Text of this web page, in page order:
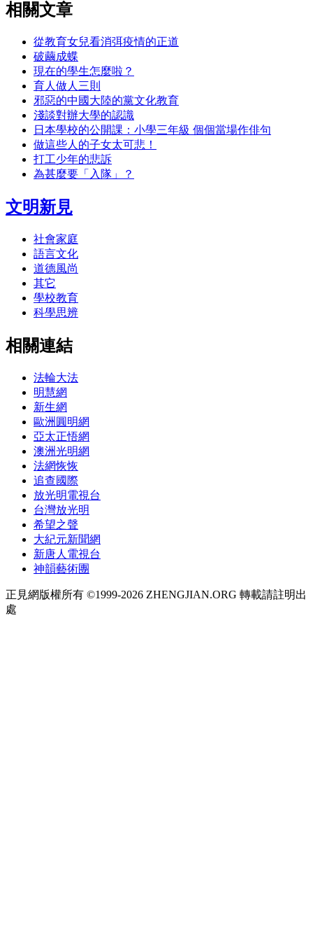
相關文章
從教育女兒看消弭疫情的正道
破繭成蝶
現在的學生怎麼啦？
育人做人三則
邪惡的中國大陸的黨文化教育
淺談對辦大學的認識
日本學校的公開課：小學三年級 個個當場作俳句
做這些人的子女太可悲！
打工少年的悲訴
為甚麼要「入隊」？
文明新見
社會家庭
語言文化
道德風尚
其它
學校教育
科學思辨
相關連結
法輪大法
明慧網
新生網
歐洲圓明網
亞太正悟網
澳洲光明網
法網恢恢
追查國際
放光明電視台
台灣放光明
希望之聲
大紀元新聞網
新唐人電視台
神韻藝術團
正見網版權所有 ©1999-2026 ZHENGJIAN.ORG 轉載請註明出
處